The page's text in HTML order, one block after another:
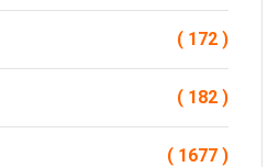
( 172 )
( 182 )
( 1677 )